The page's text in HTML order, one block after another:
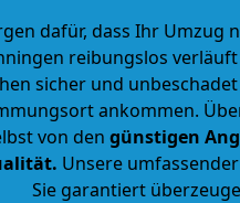
dafür, dass Ihr Umzug
reibungslos
sicher und
ankommen.
von den günstigen
. Unsere
Sie garantiert